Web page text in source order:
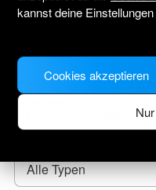
Alle Typen
kannst deine
Cookies akzeptieren